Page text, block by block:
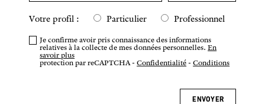
Votre profil : Particulier Professionnel
Je confirme avoir pris connaissance des informations
relatives à la collecte de mes données personnelles.En
savoir plus
protection par reCAPTCHA -Confidentialité -Conditions
ENVOYER